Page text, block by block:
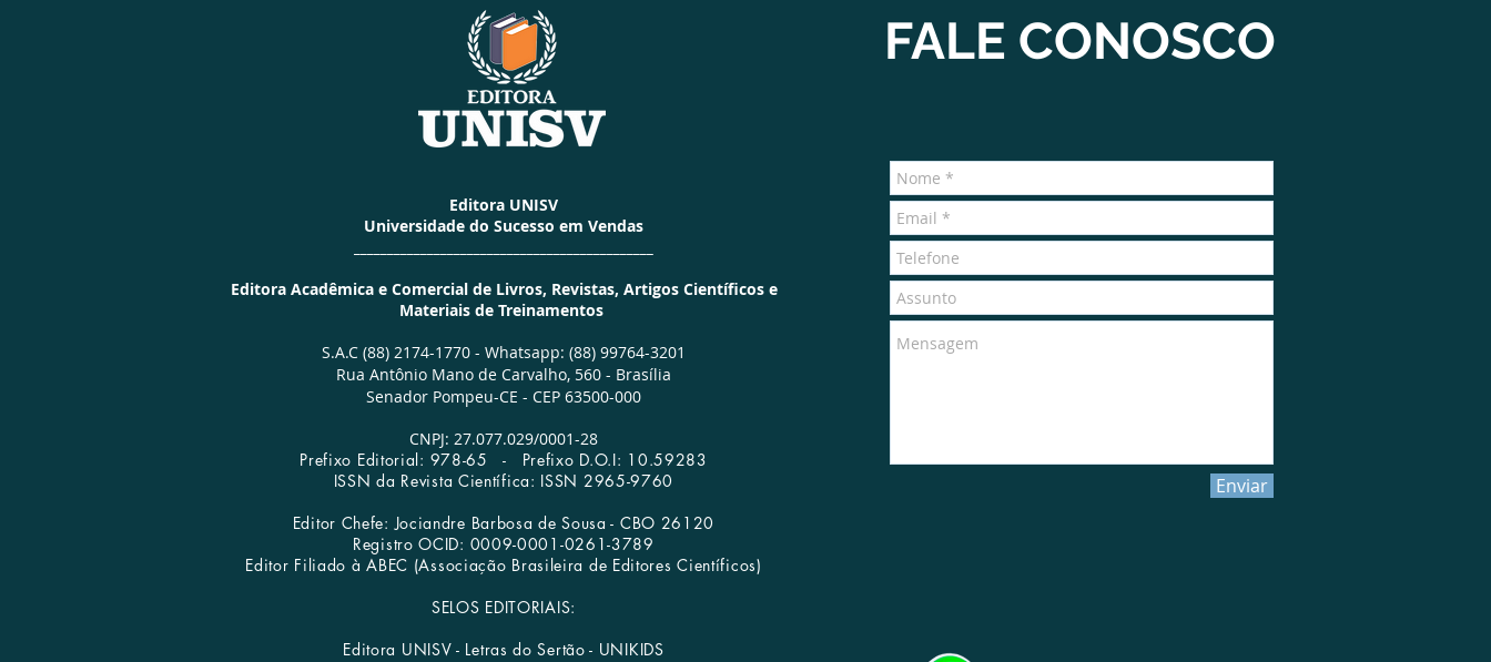
Editora UNISV | Publicar Livros Livraria
Editora UNISV
Universidade do Sucesso em Vendas
Editora Acadêmica e Comercial de Livros, Revistas, Artigos Científicos e
Materiais de Treinamentos
S.A.C (88) 2174-1770 - Whatsapp: (88) 99764-3201
Rua Antônio Mano de Carvalho, 560 - Brasília
Senador Pompeu-CE - CEP 63500-000
CNPJ: 27.077.029/0001­-28
Prefixo Editorial: 978-65 - Prefixo D.O.I: 10.59283
ISSN da Revista Científica: ISSN 2965-9760
Editor Chefe: Jociandre Barbosa de Sousa - CBO 26120
Registro OCID: 0009-0001-0261-3789
Editor Filiado à ABEC (Associação Brasileira de Editores Científicos)
SELOS EDITORIAIS:
Editora UNISV - Letras do Sertão - UNIKIDS
FALE CONOSCO
Enviar